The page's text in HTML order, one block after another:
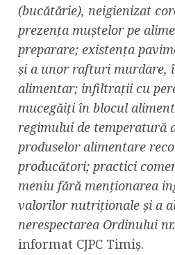
(bucătărie), neigienizat
prezența muștelor pe
preparare; existența
și a unor rafturi murdare,
alimentar; infiltrații cu
mucegăiți în blocul
regimului de temperatură
produselor alimentare
producători; practici
meniu fără menționarea
valorilor nutriționale și a
nerespectarea Ordinului
informat CJPC Timiș.